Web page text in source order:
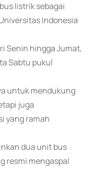
listrik sebagai
Indonesia
Senin hingga Jumat,
Sabtu pukul
untuk mendukung
juga
yang ramah
dua unit bus
resmi mengaspal